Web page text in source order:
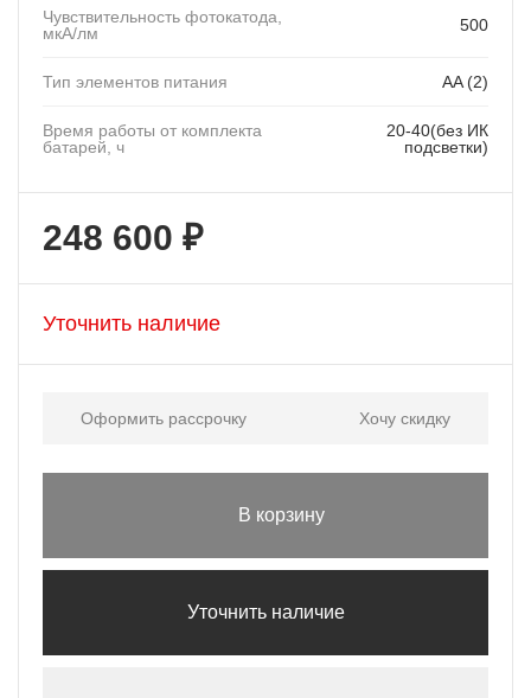
Чувствительность фотокатода,
мкА/лм
500
Тип элементов питания AA (2)
Время работы от комплекта
батарей, ч
20-40(без ИК
подсветки)
248 600 ₽
Уточнить наличие
Оформить рассрочку Хочу скидку
В корзину
Уточнить наличие